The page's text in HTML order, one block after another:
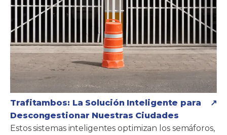
Trafitambos: La Solución Inteligente para
Descongestionar Nuestras Ciudades
Estos sistemas inteligentes optimizan los semáforos,